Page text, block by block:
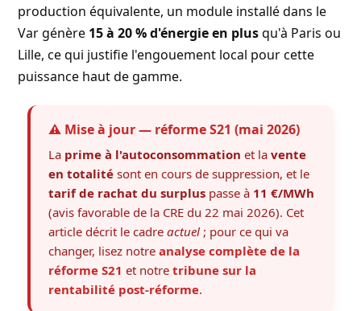
production équivalente, un module installé dans le
Var génère 15 à 20 % d'énergie en plusqu'à Paris ou
Lille, ce qui justifie l'engouement local pour cette
puissance haut de gamme.
⚠️ Mise à jour — réforme S21 (mai 2026)
La prime à l'autoconsommation et lavente
en totalité sont en cours de suppression, et le
tarif de rachat du surplus passe à 11 €/MWh
(avis favorable de la CRE du 22 mai 2026). Cet
article décrit le cadreactuel ; pour ce qui va
changer, lisez notreanalyse complète de la
réforme S21 et notretribune sur la
rentabilité post-réforme.